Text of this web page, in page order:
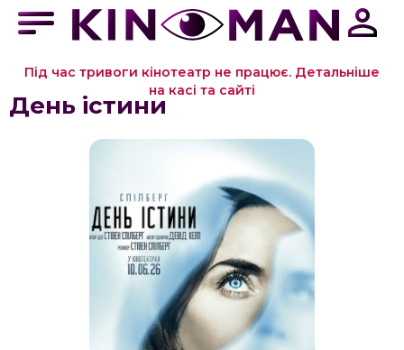
Під час тривоги кінотеатр не працює. Детальніше
на касі та сайті
День істини